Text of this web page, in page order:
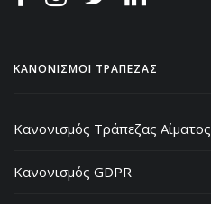
ΚΑΝΟΝΙΣΜΟΙ ΤΡΑΠΕΖΑΣ
Κανονισμός Τράπεζας Αίματος
Κανονισμός GDPR